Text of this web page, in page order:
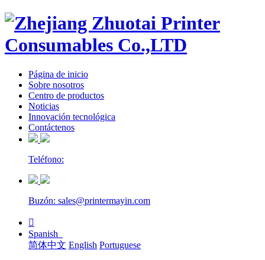
Página de inicio
Sobre nosotros
Centro de productos
Noticias
Innovación tecnológica
Contáctenos
Teléfono:
Buzón: sales@printermayin.com

Spanish
简体中文 English Portuguese